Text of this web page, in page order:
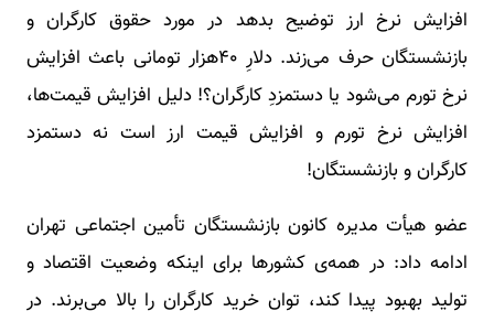
افزایش نرخ ارز توضیح بدهد در مورد حقوق کارگران و
بازنشستگان حرف می‌زند. دلارِ ۴۰هزار تومانی باعث افزایش
نرخ تورم می‌شود یا دستمزدِ کارگران؟! دلیل افزایش قیمت‌ها،
افزایش نرخ تورم و افزایش قیمت ارز است نه دستمزد
کارگران و بازنشستگان!
عضو هیأت مدیره کانون بازنشستگان تأمین اجتماعی تهران
ادامه داد: در همه‌ی کشورها برای اینکه وضعیت اقتصاد و
تولید بهبود پیدا کند، توان خرید کارگران را بالا می‌برند. در